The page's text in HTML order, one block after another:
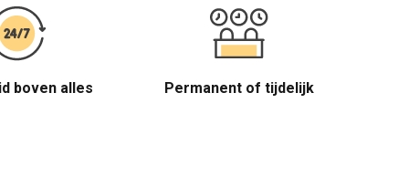
boven alles Permanent of tijdelijk